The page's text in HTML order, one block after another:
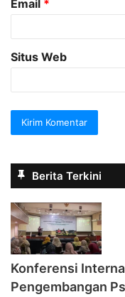
Email *
Situs Web
Berita Terkini
Konferensi
Pengembangan